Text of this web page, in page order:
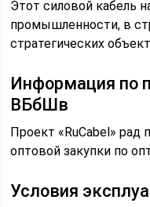
Этот силовой кабель
промышленности, в
стратегических
Информация по
ВБбШв
Проект «RuCabel»
оптовой закупки по
Условия